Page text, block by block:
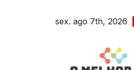
sex. ago 7th, 2026